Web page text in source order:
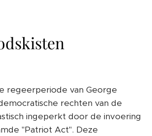
regeerperiode van George
rechten van de
ingeperkt door de invoering
"Patriot Act". Deze